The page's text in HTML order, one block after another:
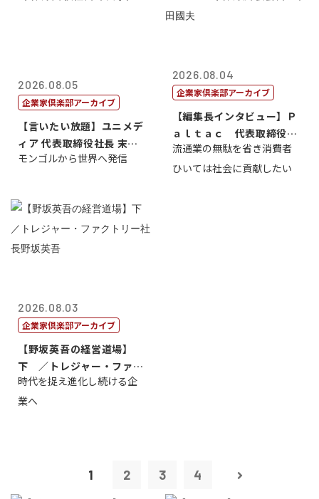
2026.08.05
企業家倶楽部アーカイブ
【言いたい放題】ユニメデ
ィア 代表取締役社長 末田
真
モンゴルから世界へ発信
2026.08.04
企業家倶楽部アーカイブ
【編集長インタビュー】Ｐ
ａｌｔａｃ 代表取締役会
長三木田國夫
流通業の無駄を省き消費者
ひいては社会に貢献したい
2026.08.03
企業家倶楽部アーカイブ
【野坂英吾の経営道場】
下 ／トレジャー・ファク
トリー社長野坂...
時代を捉え進化し続ける企
業へ
1 2 3 4